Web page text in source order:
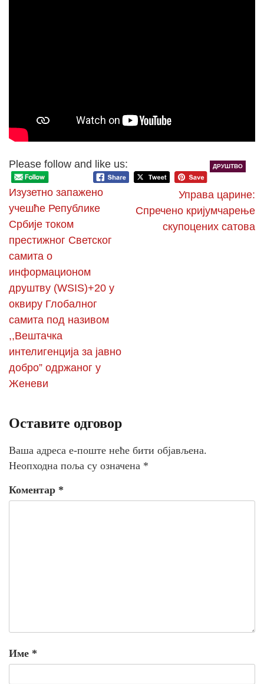
Please follow and like us: ДРУШТВО
Изузетно запажено
учешће Републике
Србије током
престижног Светског
самита о
информационом
друштву (WSIS)+20 у
оквиру Глобалног
самита под називом
,,Вештачка
интелигенција за јавно
добро” одржаног у
Женеви
Управа царине:
Спречено кријумчарење
скупоцених сатова
Оставите одговор
Ваша адреса е-поште неће бити објављена.
Неопходна поља су означена *
Коментар *
Име *